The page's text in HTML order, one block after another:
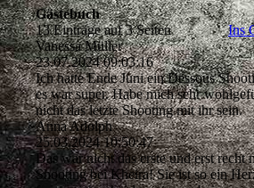
Gästebuch
13 Einträge auf 3 Seiten
Ins
Vanessa Müller
23.07.2024 09:03:16
Ich hatte Ende Juni ein Dessous
es war super. Habe mich sehr
nicht das letzte Shooting mit ihr sein.
Anna Adolph
25.03.2024 10:50:47
Das war nicht das erste und erst recht
Shooting bei Kheira! Sie ist so ein